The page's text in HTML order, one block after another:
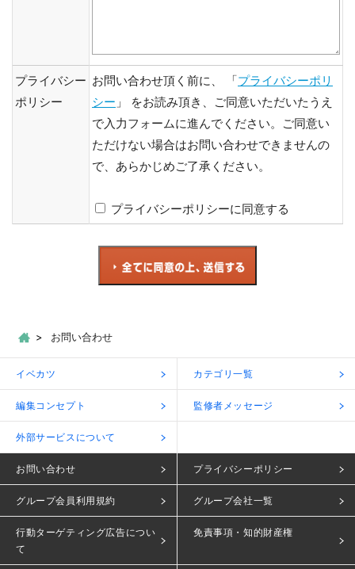
プライバシー
ポリシー
お問い合わせ頂く前に、 「プライバシーポリ
シー 」 をお読み頂き、ご同意いただいたうえ
で入力フォームに進んでください。ご同意い
ただけない場合はお問い合わせできませんの
で、あらかじめご了承ください。
プライバシーポリシーに同意する
お問い合わせ
イベカツ カテゴリ一覧
編集コンセプト 監修者メッセージ
外部サービスについて
お問い合わせ プライバシーポリシー
グループ会員利用規約 グループ会社一覧
行動ターゲティング広告につい
て
免責事項・知的財産権